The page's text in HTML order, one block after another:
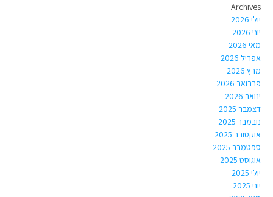
Archives
יולי 2026
יוני 2026
מאי 2026
אפריל 2026
מרץ 2026
פברואר 2026
ינואר 2026
דצמבר 2025
נובמבר 2025
אוקטובר 2025
ספטמבר 2025
אוגוסט 2025
יולי 2025
יוני 2025